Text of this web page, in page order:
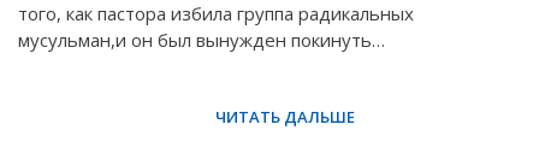
того, как пастора избила группа радикальных
мусульман,и он был вынужден покинуть…